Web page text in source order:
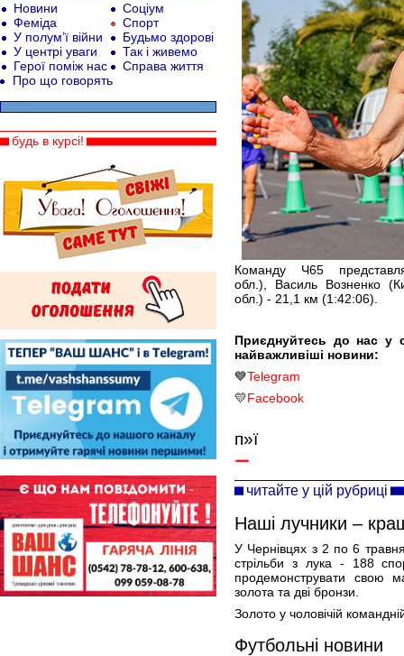
Команду Ч65
обл.), Василь Возненко
обл.) - 21,1 км (1:42:06).
Приєднуйтесь до нас у
найважливіші новини:
💙Telegram
💛Facebook
п»ї
читайте у цій рубриці
Наші лучники –
У Чернівцях з 2 по 6
стрільби з лука - 188
продемонструвати свою
золота та дві бронзи.
Золото у чоловічій
Футбольні новини
Новини
Феміда
У полум’ї війни
У центрі уваги
Герої поміж нас
Соціум
Спорт
Будьмо здорові
Так і живемо
Справа життя
Про що говорять
будь в курсі!